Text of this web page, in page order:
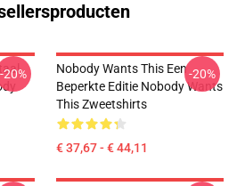
-20%
Nobody Wants This Een
Beperkte Editie Nobody Wants
This Zweetshirts
€ 37,67 - € 44,11
-20%